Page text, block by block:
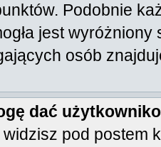
Podobnie
jest
osób
dać
pod postem